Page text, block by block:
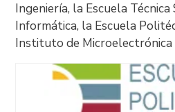
Ingeniería, la Escuela
Informática, la Escuela
Instituto de Microelectrónica